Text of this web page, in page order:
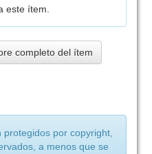
este ítem.
completo del ítem
por copyright,
a menos que se